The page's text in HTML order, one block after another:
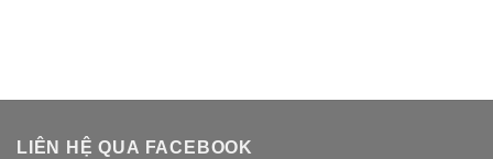
LIÊN HỆ QUA FACEBOOK